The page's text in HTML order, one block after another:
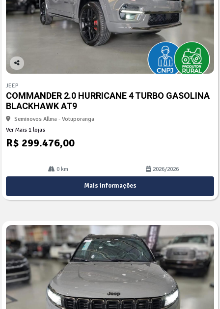
Co
arti
lhe
JEEP
COMMANDER 2.0 HURRICANE 4 TURBO GASOLINA
BLACKHAWK AT9
Seminovos Allma - Votuporanga
Ver Mais 1 lojas
R$ 299.476,00
0 km 2026/2026
Mais informações